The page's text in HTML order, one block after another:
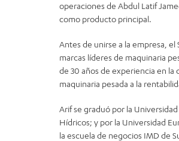
operaciones de Abdul Latif
como producto principal.
Antes de unirse a la empresa,
marcas líderes de maquinaria
de 30 años de experiencia en
maquinaria pesada a la
Arif se graduó por la
Hídricos; y por la Universidad
la escuela de negocios IMD de